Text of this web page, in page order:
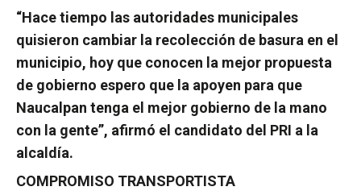
“Hace tiempo las autoridades municipales
quisieron cambiar la recolección de basura en el
municipio, hoy que conocen la mejor propuesta
de gobierno espero que la apoyen para que
Naucalpan tenga el mejor gobierno de la mano
con la gente”, afirmó el candidato del PRI a la
alcaldía.
COMPROMISO TRANSPORTISTA